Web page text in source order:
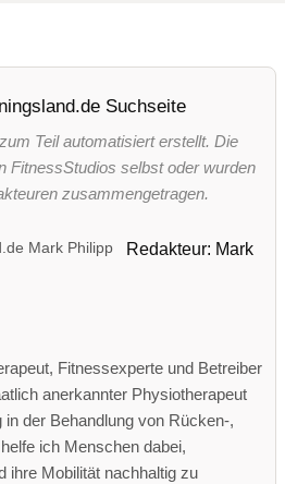
Suchseite
Teil automatisiert erstellt. Die
FitnessStudios selbst oder wurden
zusammengetragen.
Redakteur: Mark
Fitnessexperte und Betreiber
anerkannter Physiotherapeut
in der Behandlung von Rücken-,
ich Menschen dabei,
ihre Mobilität nachhaltig zu